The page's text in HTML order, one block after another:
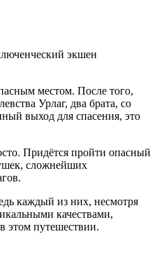
экшен
местом. После того,
Урлаг, два брата, со
выход для спасения, это
Придётся пройти опасный
сложнейших
каждый из них, несмотря
качествами,
этом путешествии.